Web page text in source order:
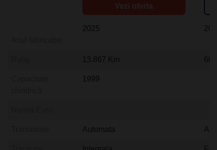
Vezi oferta
2025
13.867 Km
1999
Automata